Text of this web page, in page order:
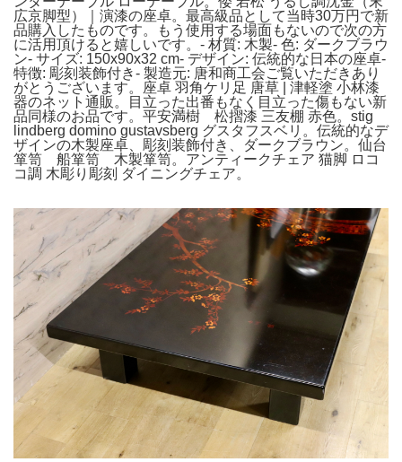
広京脚型）｜演漆の座卓。最高級品として当時30万円で新
品購入したものです。もう使用する場面もないので次の方
に活用頂けると嬉しいです。- 材質: 木製- 色: ダークブラウ
ン- サイズ: 150x90x32 cm- デザイン: 伝統的な日本の座卓-
特徴: 彫刻装飾付き- 製造元: 唐和商工会ご覧いただきあり
がとうございます。座卓 羽角ケリ足 唐草 | 津軽塗 小林漆
器のネット通販。目立った出番もなく目立った傷もない新
品同様のお品です。平安満樹 松摺漆 三友棚 赤色。stig
lindberg domino gustavsberg グスタフスベリ。伝統的なデ
ザインの木製座卓、彫刻装飾付き、ダークブラウン。仙台
箪笥 船箪笥 木製箪笥。アンティークチェア 猫脚 ロコ
コ調 木彫り彫刻 ダイニングチェア。